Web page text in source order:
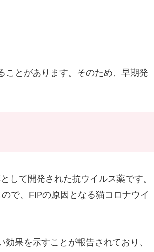
ことがあります。そのため、早期発
して開発された抗ウイルス薬です。
で、FIPの原因となる猫コロナウイ
果を示すことが報告されており、